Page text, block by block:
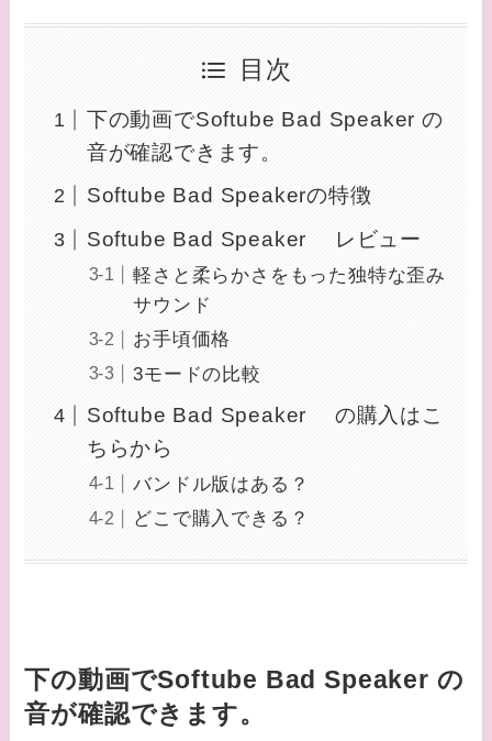
目次
下の動画でSoftube Bad Speaker の
音が確認できます。
Softube Bad Speakerの特徴
Softube Bad Speaker レビュー
軽さと柔らかさをもった独特な歪み
サウンド
お手頃価格
3モードの比較
Softube Bad Speaker の購入はこ
ちらから
バンドル版はある？
どこで購入できる？
下の動画でSoftube Bad Speaker の
音が確認できます。